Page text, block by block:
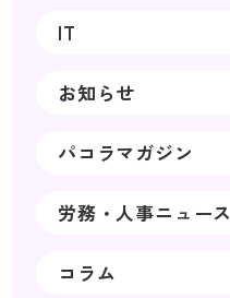
IT
お知らせ
パコラマガジン
労務・人事ニュース
コラム